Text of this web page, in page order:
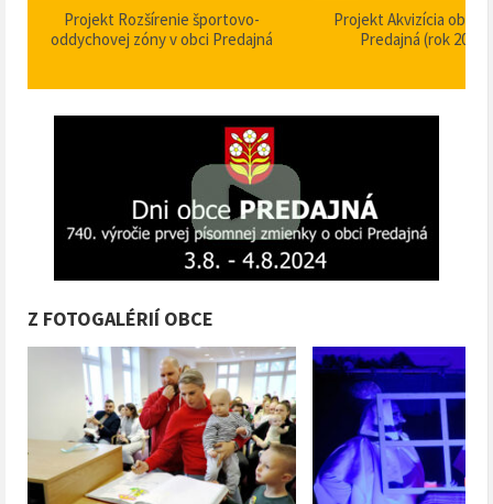
Projekt Akvizícia obecnej knižnice
Predajná (rok 2024 – 2025)
Projekt Dom smútku
stavebné úpravy
Z FOTOGALÉRIÍ OBCE